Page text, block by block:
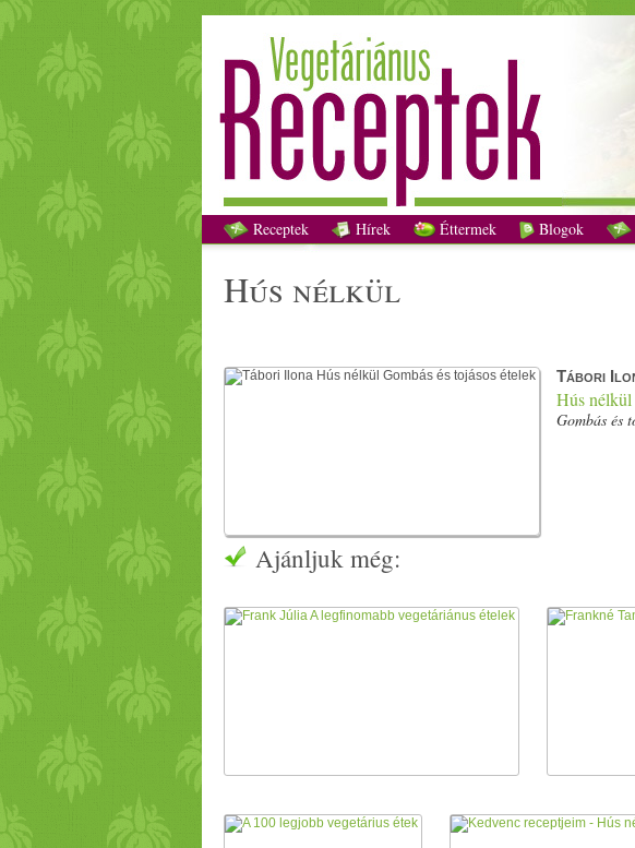
Tábori Ilona Hús
Receptek Hírek Éttermek Blogok
hús nélkül
Tábori
Hús nélkül
Gombás és
Ajánljuk még: